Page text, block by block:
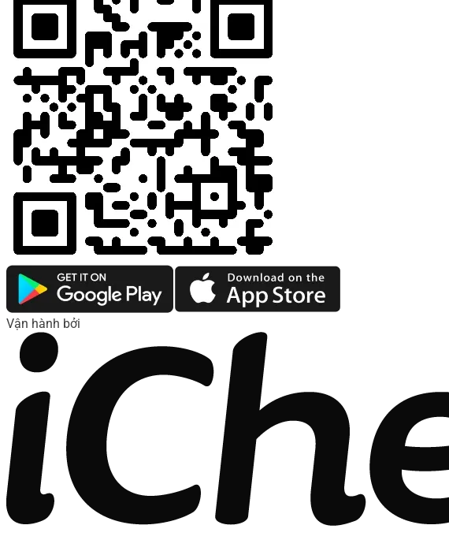
Vận hành bởi